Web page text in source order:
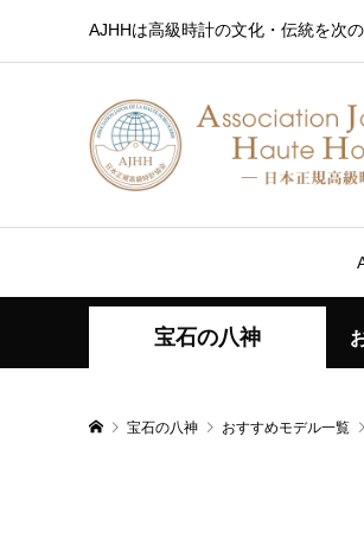
AJHHは高級時計の文化・伝統を次
宝石の八神
宝石の八神 おすすめモデル一覧